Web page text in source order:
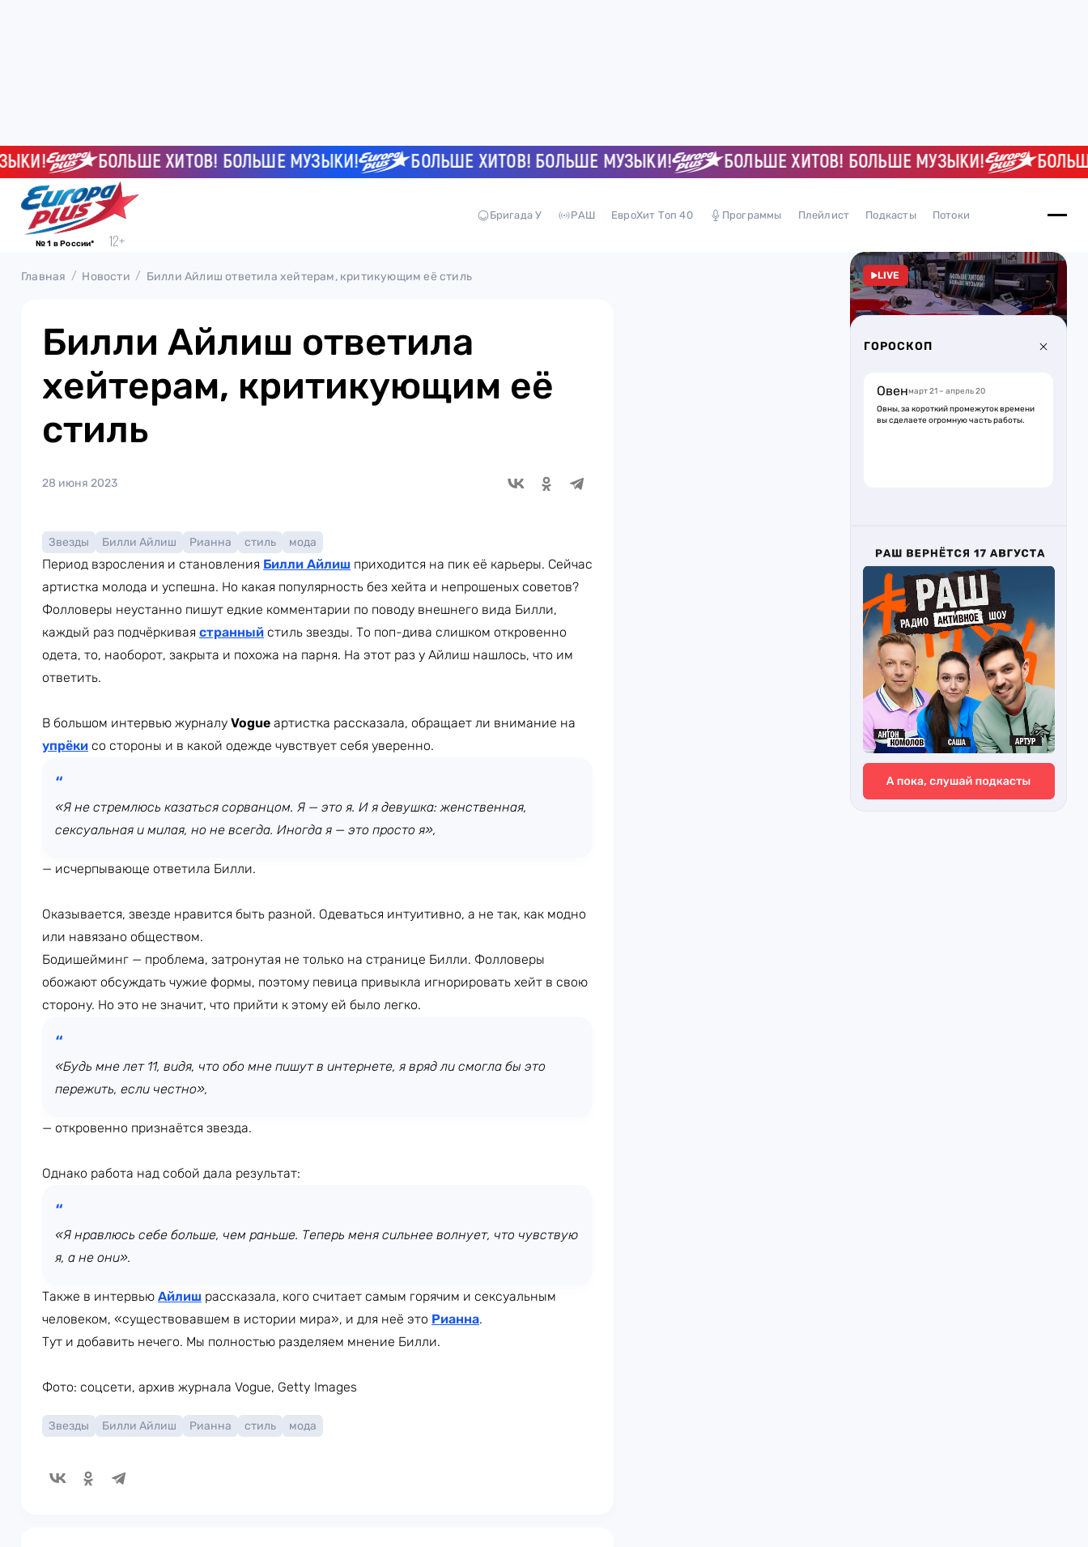
БОЛЬШЕ ХИТОВ! БОЛЬШЕ МУЗЫКИ! БОЛЬШЕ ХИТОВ! БОЛЬШЕ МУЗЫКИ! БОЛЬШЕ ХИТОВ! БОЛЬШЕ МУЗЫКИ! БОЛЬШЕ
№ 1 в России*
Бригада У РАШ ЕвроХит Топ 40 Программы Плейлист Подкасты Потоки
Главная Новости Билли Айлиш ответила хейтерам, критикующим её стиль
Билли Айлиш ответила
хейтерам, критикующим её
стиль
28 июня 2023
Звезды Билли Айлиш Рианна стиль мода
Период взросления и становления Билли Айлиш приходится на пик её карьеры. Сейчас
артистка молода и успешна. Но какая популярность без хейта и непрошеных советов?
Фолловеры неустанно пишут едкие комментарии по поводу внешнего вида Билли,
каждый раз подчёркивая странный стиль звезды. То поп-дива слишком откровенно
одета, то, наоборот, закрыта и похожа на парня. На этот раз у Айлиш нашлось, что им
ответить.
В большом интервью журналу Vogue артистка рассказала, обращает ли внимание на
упрёки со стороны и в какой одежде чувствует себя уверенно.
«Я не стремлюсь казаться сорванцом. Я — это я. И я девушка: женственная,
сексуальная и милая, но не всегда. Иногда я — это просто я»,
— исчерпывающе ответила Билли.
Оказывается, звезде нравится быть разной. Одеваться интуитивно, а не так, как модно
или навязано обществом.
Бодишейминг — проблема, затронутая не только на странице Билли. Фолловеры
обожают обсуждать чужие формы, поэтому певица привыкла игнорировать хейт в свою
сторону. Но это не значит, что прийти к этому ей было легко.
«Будь мне лет 11, видя, что обо мне пишут в интернете, я вряд ли смогла бы это
пережить, если честно»,
— откровенно признаётся звезда.
Однако работа над собой дала результат:
«Я нравлюсь себе больше, чем раньше. Теперь меня сильнее волнует, что чувствую
я, а не они».
Также в интервью Айлиш рассказала, кого считает самым горячим и сексуальным
человеком, «существовавшем в истории мира», и для неё это Рианна.
Тут и добавить нечего. Мы полностью разделяем мнение Билли.
Фото: соцсети, архив журнала Vogue, Getty Images
Звезды Билли Айлиш Рианна стиль мода
LIVE
ГОРОСКОП
Овенмарт 21 – апрель 20
Овны, за короткий промежуток времени
вы сделаете огромную часть работы.